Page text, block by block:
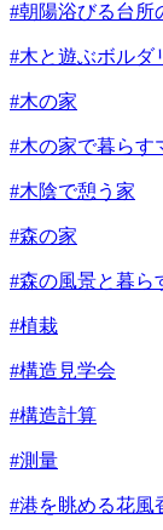
#朝陽浴びる台所
#木と遊ぶボルダ
#木の家
#木の家で暮らす
#木陰で憩う家
#森の家
#森の風景と暮ら
#植栽
#構造見学会
#構造計算
#測量
#港を眺める花風